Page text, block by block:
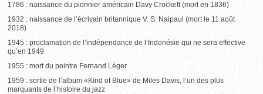
1786 : naissance du pionnier américain Davy Crockett (mort en 1836)
1932 : naissance de l’écrivain britannique V. S. Naipaul (mort le 11 août
2018)
1945 : proclamation de l’indépendance de l’Indonésie qui ne sera effective
qu’en 1949
1955 : mort du peintre Fernand Léger
1959 : sortie de l’album «Kind of Blue» de Miles Davis, l’un des plus
marquants de l’histoire du jazz